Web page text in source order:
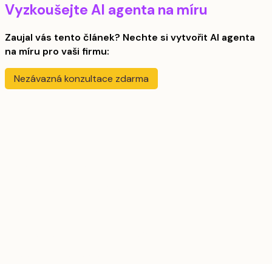
Vyzkoušejte AI agenta na míru
Zaujal vás tento článek? Nechte si vytvořit AI agenta
na míru pro vaši firmu:
Nezávazná konzultace zdarma